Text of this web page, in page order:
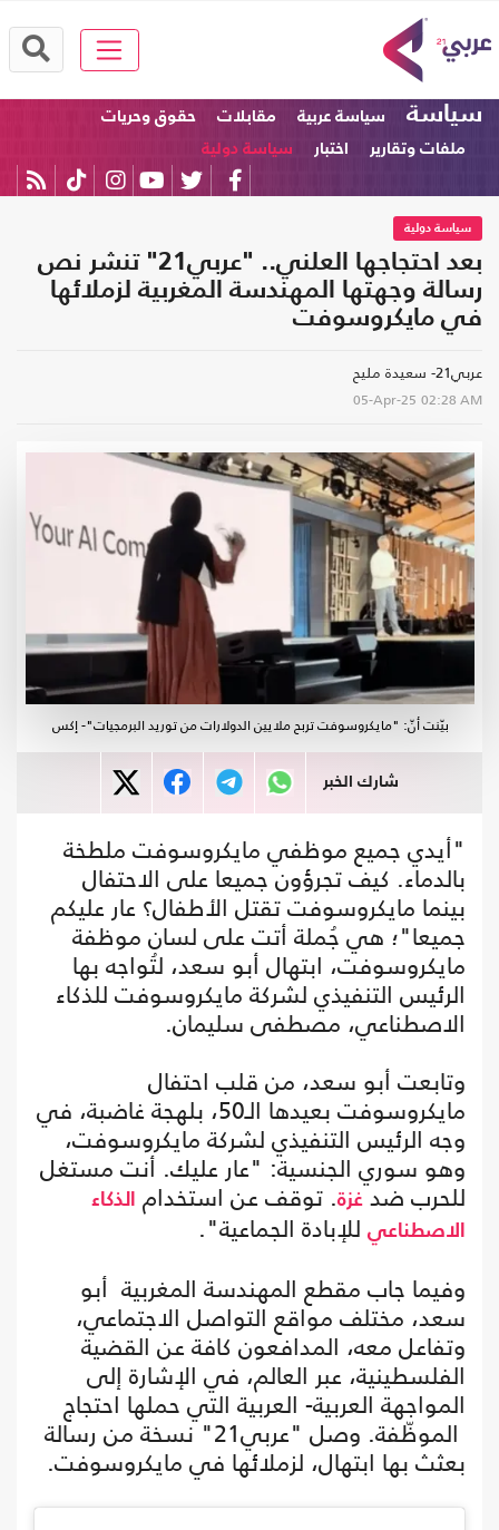
سياسة سياسة عربية مقابلات
حقوق وحريات
ملفات وتقارير
اختبار سياسة دولية
سياسة دولية
بعد احتجاجها العلني.. "عربي21" تنشر نص
رسالة وجهتها المهندسة المغربية لزملائها
في مايكروسوفت
عربي21- سعيدة مليح
05-Apr-25 02:28 AM
بيّنت أنّ: "مايكروسوفت تربح ملايين الدولارات من توريد البرمجيات"- إكس
شارك الخبر
"أيدي جميع موظفي مايكروسوفت ملطخة
بالدماء. كيف تجرؤون جميعا على الاحتفال
بينما مايكروسوفت تقتل الأطفال؟ عار عليكم
جميعا"؛ هي جُملة أتت على لسان موظفة
مايكروسوفت، ابتهال أبو سعد، لتُواجه بها
الرئيس التنفيذي لشركة مايكروسوفت للذكاء
الاصطناعي، مصطفى سليمان.
وتابعت أبو سعد، من قلب احتفال
مايكروسوفت بعيدها الـ50، بلهجة غاضبة، في
وجه الرئيس التنفيذي لشركة مايكروسوفت،
وهو سوري الجنسية: "عار عليك. أنت مستغل
للحرب ضدغزة. توقف عن استخدام
الذكاء
الاصطناعي للإبادة الجماعية".
وفيما جاب مقطع المهندسة المغربية أبو
سعد، مختلف مواقع التواصل الاجتماعي،
وتفاعل معه، المدافعون كافة عن القضية
الفلسطينية، عبر العالم، في الإشارة إلى
المواجهة العربية- العربية التي حملها احتجاج
الموظّفة. وصل "عربي21" نسخة من رسالة
بعثث بها ابتهال، لزملائها في مايكروسوفت.